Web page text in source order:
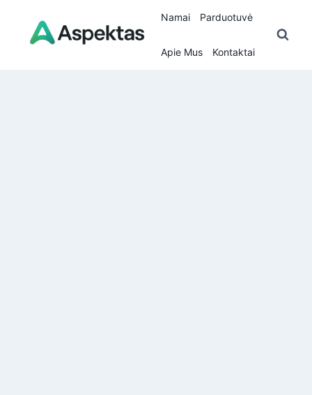
content
Namai Parduotuvė
Apie Mus Kontaktai